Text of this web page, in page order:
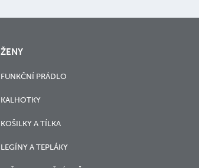
ŽENY
FUNKČNÍ PRÁDLO
KALHOTKY
KOŠILKY A TÍLKA
LEGÍNY A TEPLÁKY